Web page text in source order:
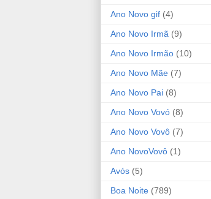
Ano Novo gif (4)
Ano Novo Irmã (9)
Ano Novo Irmão (10)
Ano Novo Mãe (7)
Ano Novo Pai (8)
Ano Novo Vovó (8)
Ano Novo Vovô (7)
Ano NovoVovô (1)
Avós (5)
Boa Noite (789)